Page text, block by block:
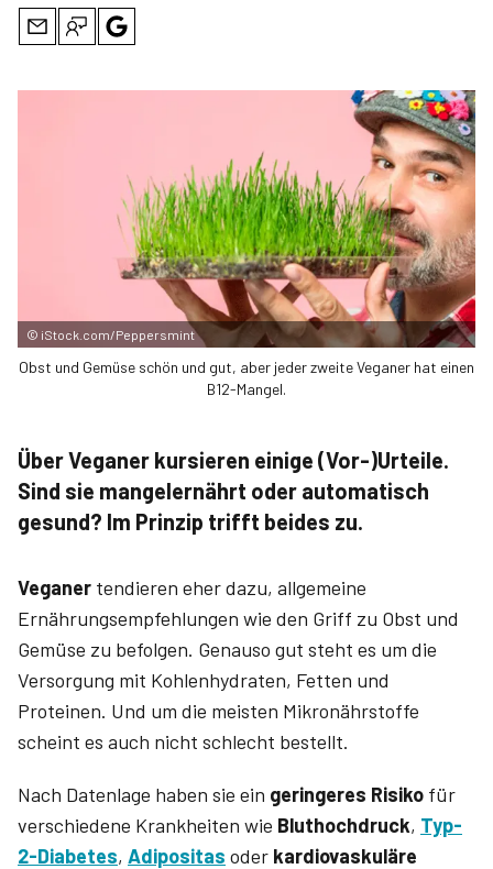
© iStock.com/Peppersmint
Obst und Gemüse schön und gut, aber jeder zweite Veganer hat einen
B12-Mangel.
Über Veganer kursieren einige (Vor-)Urteile.
Sind sie mangelernährt oder automatisch
gesund? Im Prinzip trifft beides zu.
Veganer tendieren eher dazu, allgemeine
Ernährungsempfehlungen wie den Griff zu Obst und
Gemüse zu befolgen. Genauso gut steht es um die
Versorgung mit Kohlenhydraten, Fetten und
Proteinen. Und um die meisten Mikronährstoffe
scheint es auch nicht schlecht bestellt.
Nach Datenlage haben sie ein geringeres Risiko für
verschiedene Krankheiten wie Bluthochdruck, Typ-
2-Diabetes, Adipositas oder kardiovaskuläre